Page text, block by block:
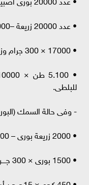
• عدد 20000 زريعة –3000 زريعة (نافق) = 17000 زريعة (صافى).
• 17000 × 300 جرام وزن السمكة = 5.100 طن بلطى
للبلطى.
- وفى حالة السمك
• 2000 زريعة بورى – 500 بـــورى (نافق)= 1500 زريـعة بــورى.
• 1500 بورى × 300 جــــرام وزن السمكة = 450 كجــــم